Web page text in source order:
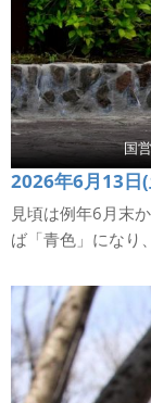
国
2026年6月13日(
見頃は例年6月末
ば「青色」になり